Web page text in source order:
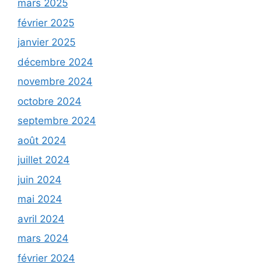
mars 2025
février 2025
janvier 2025
décembre 2024
novembre 2024
octobre 2024
septembre 2024
août 2024
juillet 2024
juin 2024
mai 2024
avril 2024
mars 2024
février 2024